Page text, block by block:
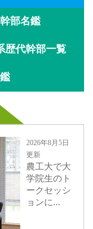
部名鑑
歴代幹部一覧
2026年8月5日
更新
農工大で大
学院生のト
ークセッシ
ョンに...